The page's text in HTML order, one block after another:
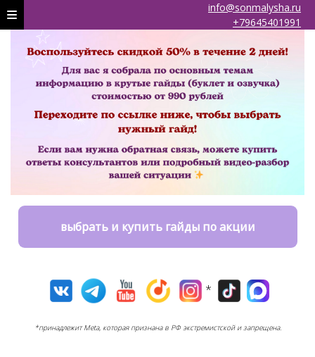
info@sonmalysha.ru
+79645401991
выбрать и купить гайды по акции
*
*принадлежит Meta, которая признана в РФ экстремистской и запрещена.